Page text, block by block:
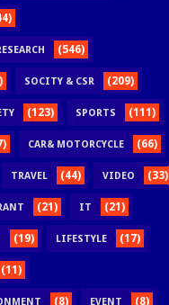
(546)
SOCITY & CSR (209)
(123) SPORTS (111)
CAR& MOTORCYCLE (66)
TRAVEL (44) VIDEO (33)
(21) IT (21)
(19) LIFESTYLE (17)
(11)
(8) EVENT (8)